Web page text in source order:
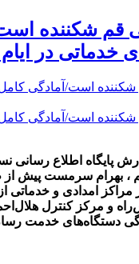
قم شکننده
خدماتی در ایام
پایگاه اطلاع رسانی
، بهرام سرمست پیش از
مراکز امدادی و خدماتی
و مرکز کنترل
دستگاه‌های خدمت